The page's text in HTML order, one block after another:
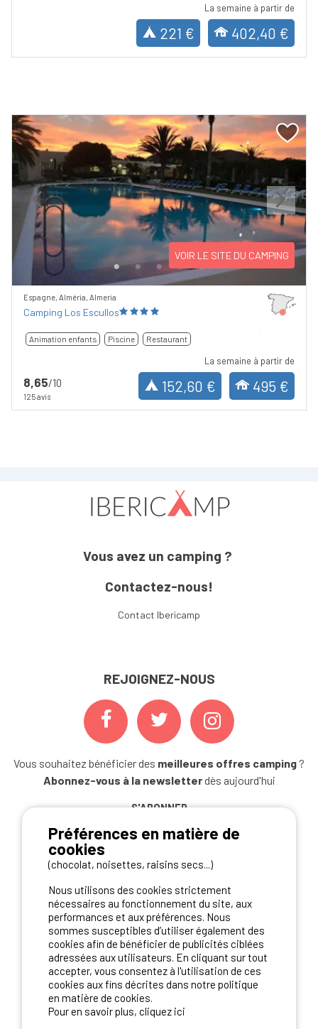
La semaine à partir de
221 € 402,40 €
Previous Next
VOIR LE SITE DU CAMPING
Espagne, Alméria, Almeria
Camping Los Escullos
Animation enfants Piscine Restaurant
8,65/10
125 avis
La semaine à partir de
152,60 € 495 €
Vous avez un camping ?
Contactez-nous!
Contact Ibericamp
REJOIGNEZ-NOUS
Vous souhaitez bénéficier des meilleures offres camping ?
Abonnez-vous à la newsletterdès aujourd'hui
S'ABONNER
NOS PARTENAIRES
Préférences en matière de
cookies
(chocolat, noisettes, raisins secs...)
Nous utilisons des cookies strictement
nécessaires au fonctionnement du site, aux
performances et aux préférences. Nous
sommes susceptibles d’utiliser également des
cookies afin de bénéficier de publicités ciblées
adressées aux utilisateurs. En cliquant sur tout
accepter, vous consentez à l'utilisation de ces
cookies aux fins décrites dans notre politique
en matière de cookies.
Pour en savoir plus, cliquez ici